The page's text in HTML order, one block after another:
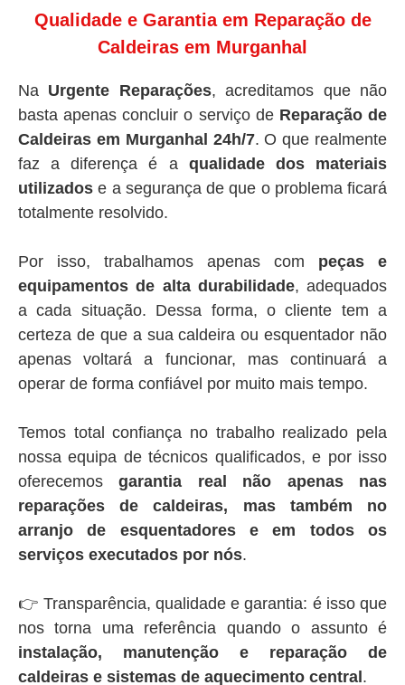
Qualidade e Garantia em Reparação de
Caldeiras em Murganhal
Na Urgente Reparações, acreditamos que não
basta apenas concluir o serviço de Reparação de
Caldeiras em Murganhal 24h/7. O que realmente
faz a diferença é a qualidade dos materiais
utilizados e a segurança de que o problema ficará
totalmente resolvido.
Por isso, trabalhamos apenas com peças e
equipamentos de alta durabilidade, adequados
a cada situação. Dessa forma, o cliente tem a
certeza de que a sua caldeira ou esquentador não
apenas voltará a funcionar, mas continuará a
operar de forma confiável por muito mais tempo.
Temos total confiança no trabalho realizado pela
nossa equipa de técnicos qualificados, e por isso
oferecemosgarantia real não apenas nas
reparações de caldeiras, mas também no
arranjo de esquentadores e em todos os
serviços executados por nós.
👉 Transparência, qualidade e garantia: é isso que
nos torna uma referência quando o assunto é
instalação, manutenção e reparação de
caldeiras e sistemas de aquecimento central.